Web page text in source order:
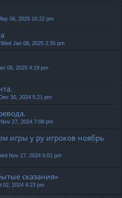
06, 2025 10:22 pm
Wed Jan 08, 2025 2:35 pm
06, 2025 4:19 pm
30, 2024 5:21 pm
27, 2024 7:08 pm
игры у ру игроков ноябрь
Nov 27, 2024 6:01 pm
сказания»
02, 2024 4:23 pm